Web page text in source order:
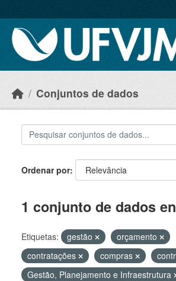
Conjuntos de dados
Ordenar por
1 conjunto de dados
Etiquetas: gestão
orçamento
contratações
compras
Gestão, Planejamento e Infraestrutura